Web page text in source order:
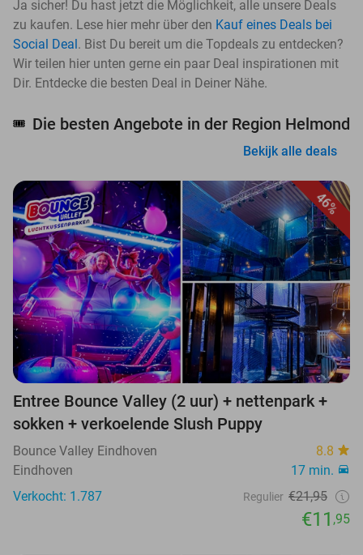
Ja sicher! Du hast jetzt die Möglichkeit, alle unsere Deals
zu kaufen. Lese hier mehr über den Kauf eines Deals bei
Social Deal. Bist Du bereit um die Topdeals zu entdecken?
Wir teilen hier unten gerne ein paar Deal inspirationen mit
Dir. Entdecke die besten Deal in Deiner Nähe.
🎟️ Die besten Angebote in der Region Helmond
Bekijk alle deals
46%
Entree Bounce Valley (2 uur) + nettenpark +
sokken + verkoelende Slush Puppy
Bounce Valley Eindhoven
8.8
Eindhoven
17 min.
Verkocht: 1.787
Regulier €21,95
€11 ,95